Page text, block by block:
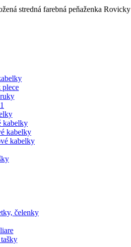
stredná farebná peňaženka Rovicky
plece
kabelky
kabelky
kabelky
čelenky